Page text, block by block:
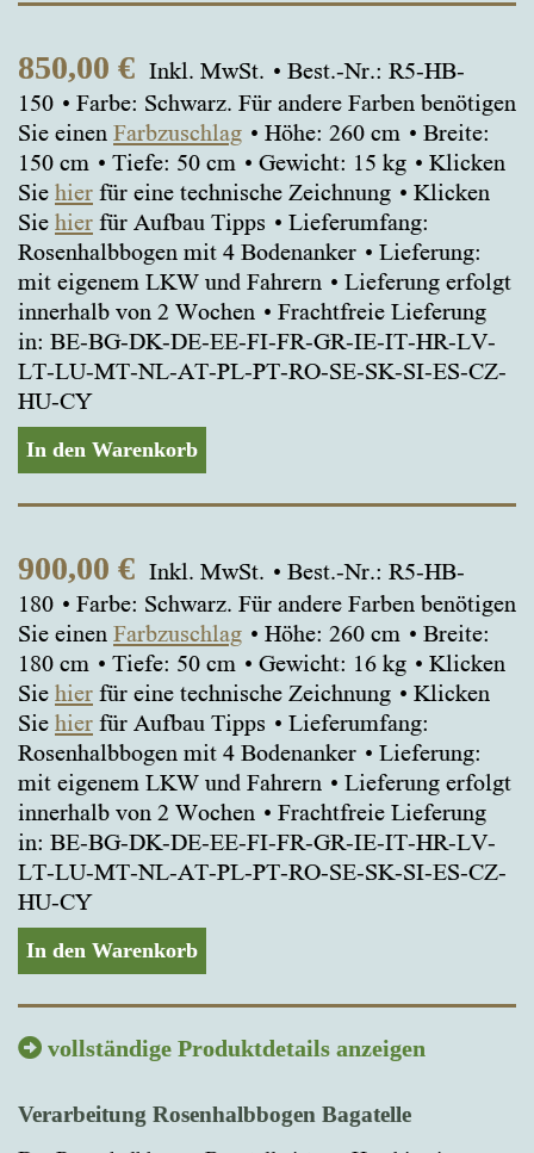
850,00 € Inkl. MwSt.
Best.-Nr.: R5-HB-
150
Farbe: Schwarz. Für andere Farben benötigen
Sie einen Farbzuschlag Höhe: 260 cm
Breite:
150 cm
Tiefe: 50 cm Gewicht: 15 kg
Klicken
Sie hier für eine technische Zeichnung
Klicken
Sie hier für Aufbau Tipps
Lieferumfang:
Rosenhalbbogen mit 4 Bodenanker
Lieferung:
mit eigenem LKW und Fahrern
Lieferung erfolgt
innerhalb von 2 Wochen
Frachtfreie Lieferung
in: BE-BG-DK-DE-EE-FI-FR-GR-IE-IT-HR-LV-
LT-LU-MT-NL-AT-PL-PT-RO-SE-SK-SI-ES-CZ-
HU-CY
In den Warenkorb
900,00 € Inkl. MwSt.
Best.-Nr.: R5-HB-
180
Farbe: Schwarz. Für andere Farben benötigen
Sie einen Farbzuschlag Höhe: 260 cm
Breite:
180 cm
Tiefe: 50 cm Gewicht: 16 kg
Klicken
Sie hier für eine technische Zeichnung
Klicken
Sie hier für Aufbau Tipps
Lieferumfang:
Rosenhalbbogen mit 4 Bodenanker
Lieferung:
mit eigenem LKW und Fahrern
Lieferung erfolgt
innerhalb von 2 Wochen
Frachtfreie Lieferung
in: BE-BG-DK-DE-EE-FI-FR-GR-IE-IT-HR-LV-
LT-LU-MT-NL-AT-PL-PT-RO-SE-SK-SI-ES-CZ-
HU-CY
In den Warenkorb
vollständige Produktdetails anzeigen
Verarbeitung Rosenhalbbogen Bagatelle